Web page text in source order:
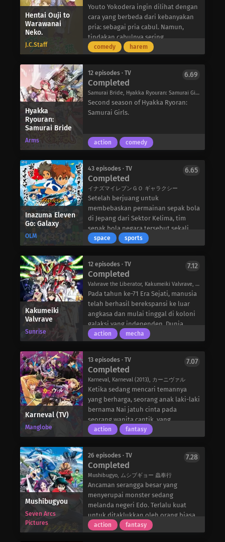
bernama Sadao Maou dan mulai
bekerja di MgRonald’s-restoran
cepat saji lokal-untuk memenuhi
kebutuhan hidupnya. Dia segera
menyadari bahwa tujuannya untuk
menaiki tangga perusahaan dan
menjadi penguasa Bumi, satu demi
satu pelanggan yang puas!
Baik itu pekerjaan paruh waktu,
tepat waktu, Hataraku Maou-sama!
menyajikan pemandangan lucu
yang paling biasa, semuanya melalui
sudut pandang penguasa iblis yang
malang.
Hentai Ouji to
Warawanai
Neko.
J.C.Staff
Youto Yokodera ingin dilihat dengan
cara yang berbeda dari kebanyakan
pria: sebagai pria cabul. Namun,
tindakan cabulnya sering
disalahartikan sebagai niat baik, dan
desas-desus tentang patung kucing
yang dapat mengusir sifat yang tidak
diinginkan, dia mencarinya dan
berdoa agar sifat buruknya
tidak diinginkan itu berpindah ke
orang lain yang menginginkannya!
menyuarakan pikiran kotornya
bukanlah hal yang terbaik, Youto
memutuskan untuk mendapatkan
kembali sifat-sifatnya yang hilang
dengan mencari orang yang
menerimanya. Sayangnya, dia tidak
sendirian dalam berdoa pada patung
kucing, dan sekarang dia tidak hanya
comedy harem
Hyakka
Ryouran:
Samurai Bride
Arms
12 episodes · TV
Completed
Samurai Bride, Hyakka Ryouran: Samurai Girls 2nd Season, Hyakka Ryouran: Samurai Girls Dai 2-ki, 百花繚乱 サムライブライド
6.69
Second season of Hyakka Ryoran:
Samurai Girls.
action comedy
Inazuma Eleven
Go: Galaxy
OLM
43 episodes · TV
Completed
イナズマイレブンＧＯ ギャラクシー
6.65
Setelah berjuang untuk
membebaskan permainan sepak bola
di Jepang dari Sektor Kelima, tim
sepak bola negara tersebut sekali
lagi dapat kembali melangkah ke
Jepang dalam bentuk Football
Frontier International Vision 2,
sebuah turnamen baru yang akan
mempertemukan tim-tim terbaik dari
masing-masing negara.
Tenma Matsukaze dan rekan
setimnya di Raimon, Takuto Shindou
dan Kyousuke Tsurugi, sekali lagi
setelah mereka terpilih untuk
bermain bagi perwakilan Jepang,
Inazuma Japan. Yang lebih
mengejutkan lagi, sang pelatih
memilih delapan pemain lain yang
tidak memiliki pengalaman bermain
sepak bola sebelumnya!
Tim Inazuma Jepang akan
chemistry dan keterampilan seiring
berjalannya waktu. Apa yang tidak
mereka ketahui adalah bahwa
turnamen ini akan menjadi awal dari
sesuatu yang jauh lebih besar,
sesuatu yang luar biasa di Inazuma
Eleven Go: Galaxy!
space sports
Kakumeiki
Valvrave
Sunrise
12 episodes · TV
Completed
Valvrave the Liberator, Kakumeiki Valvrave, 革命機ヴァルヴレイヴ
7.12
Pada tahun ke-71 Era Sejati, manusia
telah berhasil berekspansi ke luar
angkasa dan mulai tinggal di koloni
galaksi yang independen. Dunia
sendiri terbagi menjadi dua negara
Militer Dorssia (Dorssia) – negara
adidaya yang berperang satu sama
lain di Bumi dan jauh ke luar
angkasa. Di era yang dilanda perang
ini, faksi ketiga yang terdiri dari
Jepang dan Kepulauan Republik
Oseania (JIOR), hidup dengan damai
dan makmur secara ekonomi,
sendiri dan tetangga-tetangga
mereka yang militan.
Kakumeiki Valvrave dimulai di koloni
luar angkasa JIOR, di mana
kehidupan damai Haruto Tokishima
yang berusia 17 tahun berubah
menjadi kacau ketika armada
Dorssian tiba-tiba menerobos masuk
action mecha
Karneval (TV)
Manglobe
13 episodes · TV
Completed
Karneval, Karneval (2013), カーニヴァル
7.07
Ketika sedang mencari temannya
yang berharga, seorang anak laki-laki
bernama Nai jatuh cinta pada
seorang wanita cantik, yang
penampilannya hanya sebanding
seorang pencuri yang cerdik, sedang
berusaha merampok rumah
mewahnya. Setelah menyebabkan
gangguan, Gareki setuju untuk
membantu Nai melarikan diri, tetapi
mereka ketahuan saat wanita itu
kembali. Saat wanita itu berubah
menjadi monster mengerikan, kedua
action fantasy
Mushibugyou
Seven Arcs
Pictures
26 episodes · TV
Completed
Mushibugyo, ムシブギョー 蟲奉行
7.28
Ancaman serangga besar yang
menyerupai monster sedang
melanda negeri Edo. Terlalu kuat
untuk ditaklukkan oleh orang biasa,
makhluk-makhluk ini diburu oleh
action fantasy